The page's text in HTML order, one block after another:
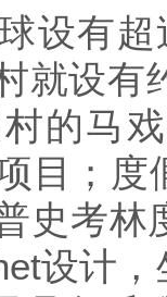
设有
就设有
的马
目；
史考
设计